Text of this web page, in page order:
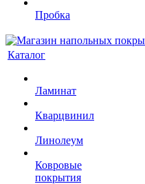
Пробка
Каталог
Ламинат
Кварцвинил
Линолеум
Ковровые
покрытия